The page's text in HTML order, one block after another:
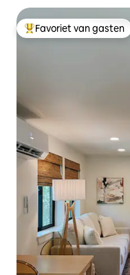
Topfavoriet van gasten
Favoriet van gasten